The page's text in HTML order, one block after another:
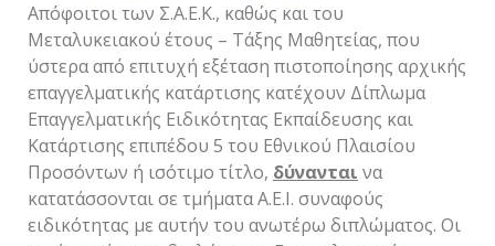
Απόφοιτοι των Σ.Α.Ε.Κ., καθώς και του
Μεταλυκειακού έτους – Τάξης Μαθητείας, που
ύστερα από επιτυχή εξέταση πιστοποίησης αρχικής
επαγγελματικής κατάρτισης κατέχουν Δίπλωμα
Επαγγελματικής Ειδικότητας Εκπαίδευσης και
Κατάρτισης επιπέδου 5 του Εθνικού Πλαισίου
Προσόντων ή ισότιμο τίτλο, δύνανται να
κατατάσσονται σε τμήματα Α.Ε.Ι. συναφούς
ειδικότητας με αυτήν του ανωτέρω διπλώματος. Οι